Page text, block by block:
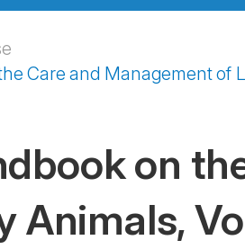
Care and Management of
on
Animals,